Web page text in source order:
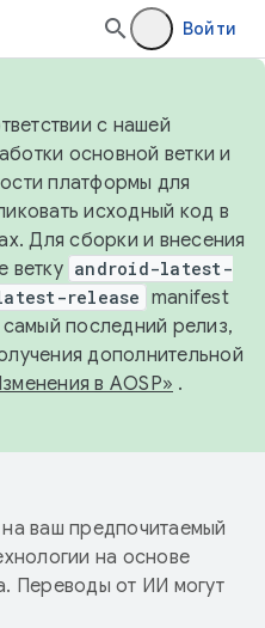
Войти
с нашей
основной ветки и
платформы для
исходный код в
Для сборки и внесения
ветку android-latest-
release manifest
самый последний релиз,
дополнительной
в AOSP» .
ваш предпочитаемый
на основе
Переводы от ИИ могут